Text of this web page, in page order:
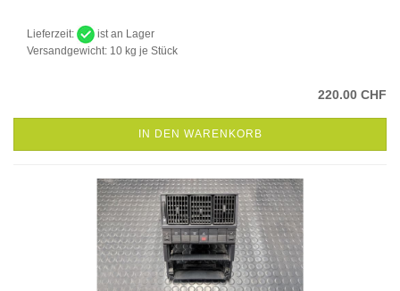
Lieferzeit:
ist an Lager
Versandgewicht: 10 kg je Stück
220.00 CHF
IN DEN WARENKORB